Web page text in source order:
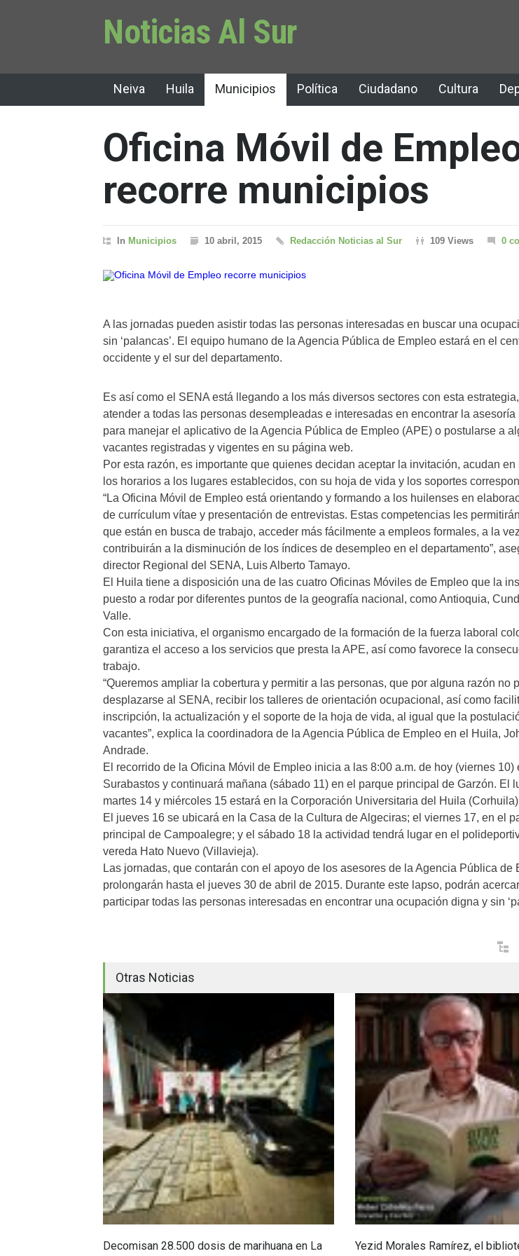
Noticias Al Sur
Neiva Huila Municipios Política Ciudadano Cultura
Oficina Móvil de
recorre municipios
In Municipios 10 abril, 2015 Redacción Noticias al Sur 109 Views 0
A las jornadas pueden asistir todas las personas interesadas en buscar una
sin ‘palancas’. El equipo humano de la Agencia Pública de Empleo estará en el
occidente y el sur del departamento.
Es así como el SENA está llegando a los más diversos sectores con esta
atender a todas las personas desempleadas e interesadas en encontrar la asesoría
para manejar el aplicativo de la Agencia Pública de Empleo (APE) o postularse a
vacantes registradas y vigentes en su página web.
Por esta razón, es importante que quienes decidan aceptar la invitación, acudan en
los horarios a los lugares establecidos, con su hoja de vida y los soportes
“La Oficina Móvil de Empleo está orientando y formando a los huilenses en
de currículum vítae y presentación de entrevistas. Estas competencias les
que están en busca de trabajo, acceder más fácilmente a empleos formales, a la
contribuirán a la disminución de los índices de desempleo en el departamento”,
director Regional del SENA, Luis Alberto Tamayo.
El Huila tiene a disposición una de las cuatro Oficinas Móviles de Empleo que la
puesto a rodar por diferentes puntos de la geografía nacional, como Antioquia,
Valle.
Con esta iniciativa, el organismo encargado de la formación de la fuerza laboral
garantiza el acceso a los servicios que presta la APE, así como favorece la
trabajo.
“Queremos ampliar la cobertura y permitir a las personas, que por alguna razón no
desplazarse al SENA, recibir los talleres de orientación ocupacional, así como
inscripción, la actualización y el soporte de la hoja de vida, al igual que la
vacantes”, explica la coordinadora de la Agencia Pública de Empleo en el Huila,
Andrade.
El recorrido de la Oficina Móvil de Empleo inicia a las 8:00 a.m. de hoy (viernes 10)
Surabastos y continuará mañana (sábado 11) en el parque principal de Garzón. El
martes 14 y miércoles 15 estará en la Corporación Universitaria del Huila
El jueves 16 se ubicará en la Casa de la Cultura de Algeciras; el viernes 17, en el
principal de Campoalegre; y el sábado 18 la actividad tendrá lugar en el
vereda Hato Nuevo (Villavieja).
Las jornadas, que contarán con el apoyo de los asesores de la Agencia Pública de
prolongarán hasta el jueves 30 de abril de 2015. Durante este lapso, podrán
participar todas las personas interesadas en encontrar una ocupación digna y sin
Otras Noticias
Decomisan 28.500 dosis de marihuana en La
Yezid Morales Ramírez, el